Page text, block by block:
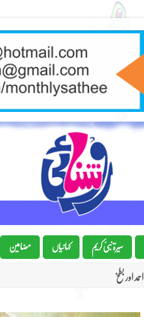
سیرۃ نبیٔ کریم کہانیاں مضامین
احمد اور بطخ